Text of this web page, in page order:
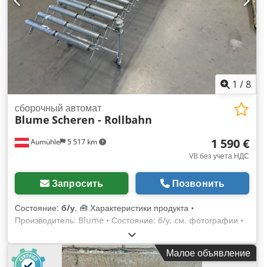
1 /8
Aumühle 5 517 km
сборочный автомат
Blume Scheren - Rollbahn
1 590 €
VB без учета НДС
Запросить Позвонить
Состояние: б/у, 🧰 Характеристики продукта •
Производитель: Blume • Состояние: б/у, см. фотографии •
Цвет: оцинкованный • Длина: выдвижная, до 6,2 м •
Ширина: 75 см • Высота: регулируемая, 73–113 см •
Диаметр роликов: 5 см • Общая ширина роликов: 60,5 см •
Малое объявление